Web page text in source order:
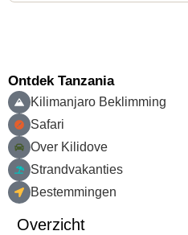
Overzicht
Ontdek Tanzania
Kilimanjaro Beklimming
Safari
Over Kilidove
Strandvakanties
Bestemmingen